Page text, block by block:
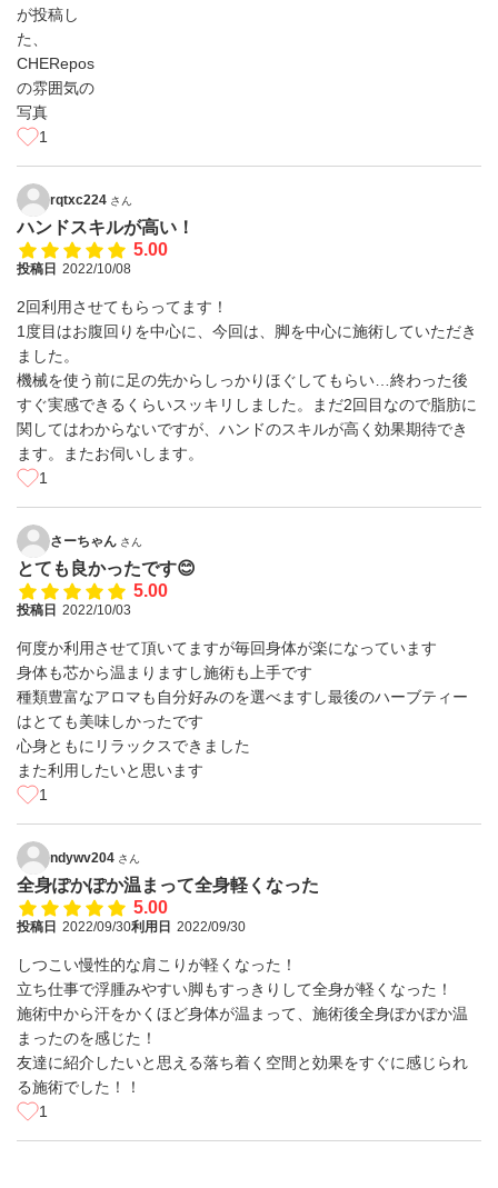
1
rqtxc224 さん
ハンドスキルが高い！
5.00
投稿日 2022/10/08
2回利用させてもらってます！
1度目はお腹回りを中心に、今回は、脚を中心に施術していただき
ました。
機械を使う前に足の先からしっかりほぐしてもらい…終わった後
すぐ実感できるくらいスッキリしました。まだ2回目なので脂肪に
関してはわからないですが、ハンドのスキルが高く効果期待でき
ます。またお伺いします。
1
さーちゃん さん
とても良かったです😊
5.00
投稿日 2022/10/03
何度か利用させて頂いてますが毎回身体が楽になっています
身体も芯から温まりますし施術も上手です
種類豊富なアロマも自分好みのを選べますし最後のハーブティー
はとても美味しかったです
心身ともにリラックスできました
また利用したいと思います
1
ndywv204 さん
全身ぽかぽか温まって全身軽くなった
5.00
投稿日 2022/09/30利用日 2022/09/30
しつこい慢性的な肩こりが軽くなった！
立ち仕事で浮腫みやすい脚もすっきりして全身が軽くなった！
施術中から汗をかくほど身体が温まって、施術後全身ぽかぽか温
まったのを感じた！
友達に紹介したいと思える落ち着く空間と効果をすぐに感じられ
る施術でした！！
1